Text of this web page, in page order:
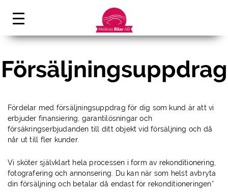
Försäljningsuppdrag
Fördelar med försäljningsuppdrag för dig som kund är att vi
erbjuder finansiering, garantilösningar och
försäkringserbjudanden till ditt objekt vid försäljning och då
når ut till fler kunder.
Vi sköter självklart hela processen i form av rekonditionering,
fotografering och annonsering. Du kan när som helst avbryta
din försäljning och betalar då endast för rekonditioneringen*